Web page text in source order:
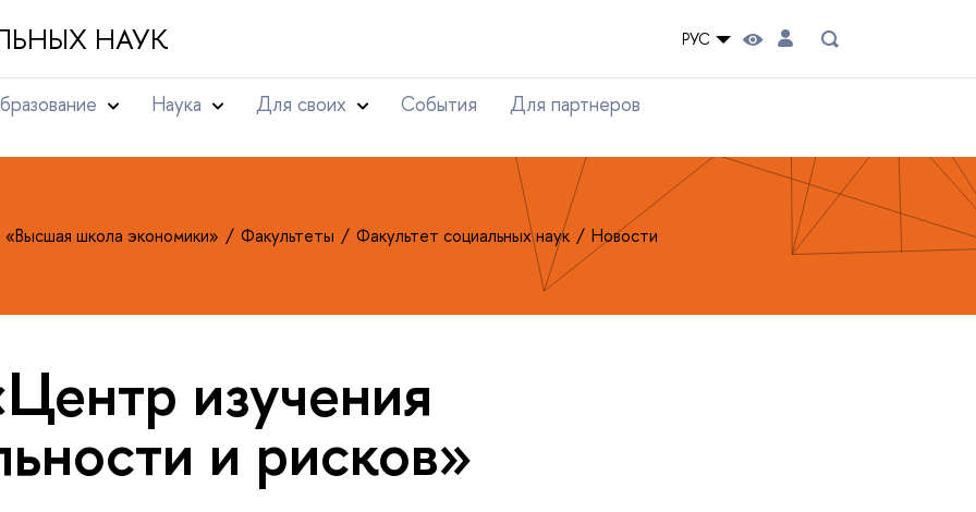
НАУК РУС
Наука Для своих События Для партнеров
«Высшая школа экономики» Факультеты Факультет социальных наук Новости
изучения
и рисков»